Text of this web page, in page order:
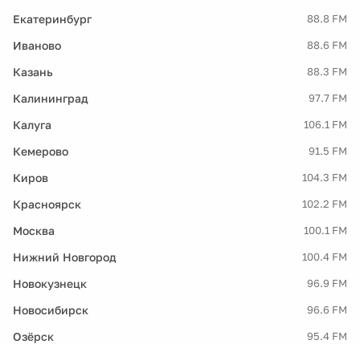
Екатеринбург 88.8 FM
Иваново 88.6 FM
Казань 88.3 FM
Калининград 97.7 FM
Калуга 106.1 FM
Кемерово 91.5 FM
Киров 104.3 FM
Красноярск 102.2 FM
Москва 100.1 FM
Нижний Новгород 100.4 FM
Новокузнецк 96.9 FM
Новосибирск 96.6 FM
Озёрск 95.4 FM